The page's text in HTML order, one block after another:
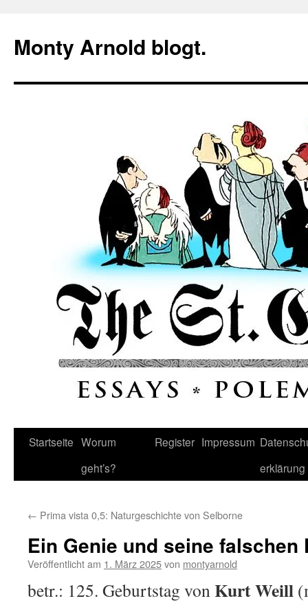
springen
Monty Arnold blogt.
Startseite Worum
geht’s?
Register Impressum
erklärung
← Prima vista 0,5: Naturgeschichte von Selborne
Ein Genie und seine falschen
Veröffentlicht am 1. März 2025von montyarnold
betr.: 125. Geburtstag vonKurt Weill